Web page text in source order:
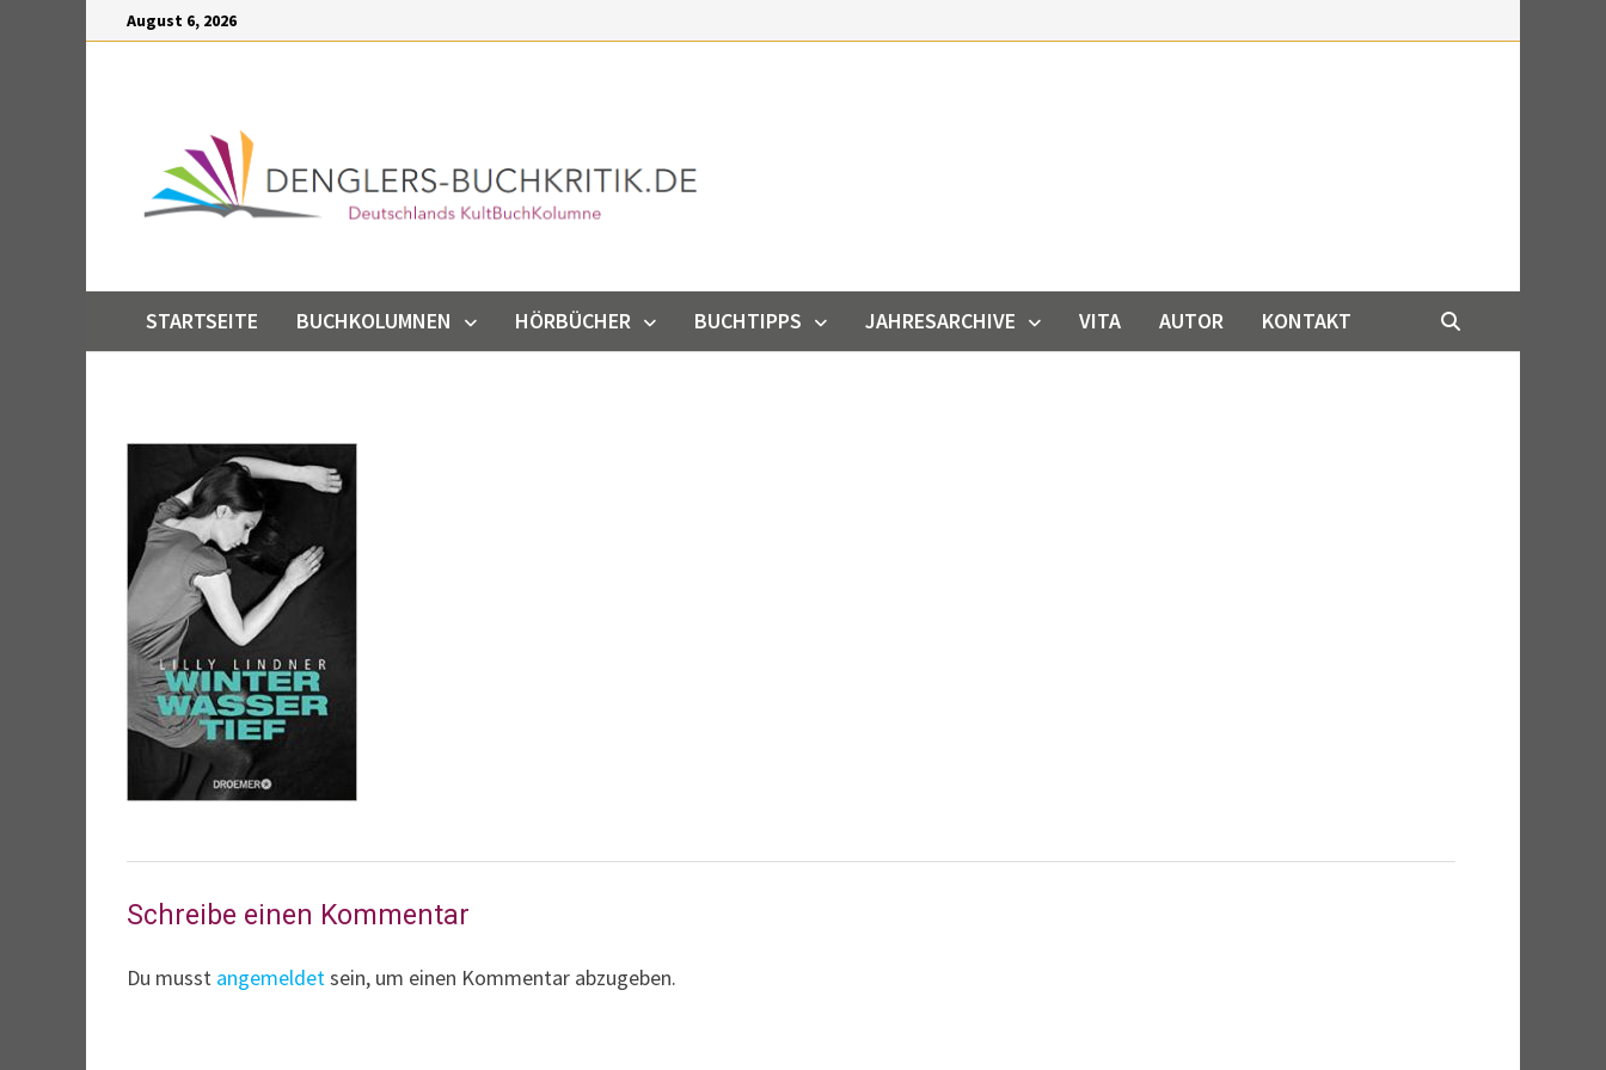
Inhalt
August 6, 2026
STARTSEITE BUCHKOLUMNEN HÖRBÜCHER BUCHTIPPS JAHRESARCHIVE VITA AUTOR KONTAKT
Schreibe einen Kommentar
Du musst angemeldetsein, um einen Kommentar abzugeben.